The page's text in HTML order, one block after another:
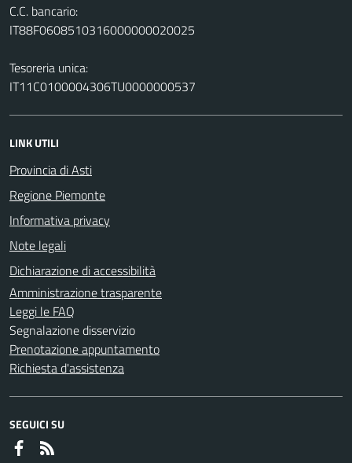
C.C. bancario:
IT88F0608510316000000020025
Tesoreria unica:
IT11C0100004306TU0000000537
LINK UTILI
Provincia di Asti
Regione Piemonte
Informativa privacy
Note legali
Dichiarazione di accessibilità
Amministrazione trasparente
Leggi le FAQ
Segnalazione disservizio
Prenotazione appuntamento
Richiesta d'assistenza
SEGUICI SU